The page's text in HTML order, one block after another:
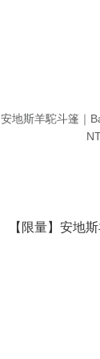
安地斯羊駝斗篷｜